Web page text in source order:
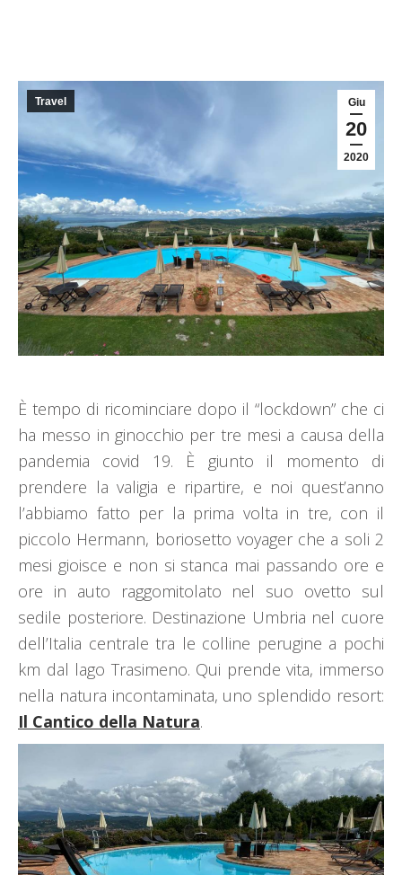
Giu
20
2020
Travel
È tempo di ricominciare dopo il “lockdown” che ci
ha messo in ginocchio per tre mesi a causa della
pandemia covid 19. È giunto il momento di
prendere la valigia e ripartire, e noi quest’anno
l’abbiamo fatto per la prima volta in tre, con il
piccolo Hermann, boriosetto voyager che a soli 2
mesi gioisce e non si stanca mai passando ore e
ore in auto raggomitolato nel suo ovetto sul
sedile posteriore. Destinazione Umbria nel cuore
dell’Italia centrale tra le colline perugine a pochi
km dal lago Trasimeno. Qui prende vita, immerso
nella natura incontaminata, uno splendido resort:
Il Cantico della Natura.